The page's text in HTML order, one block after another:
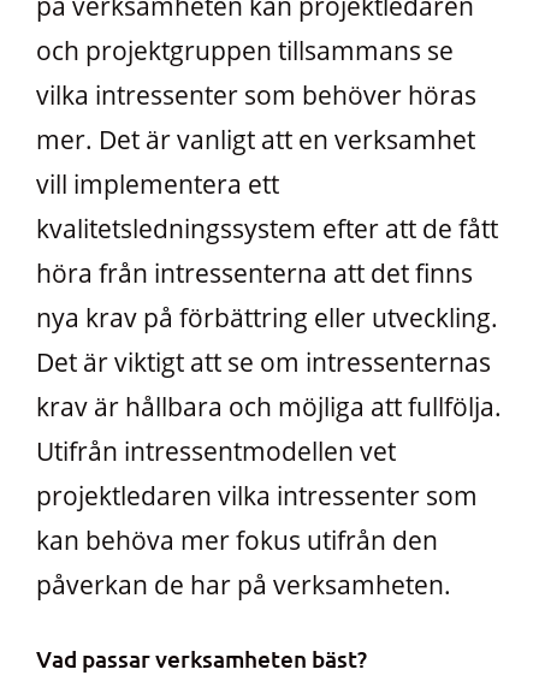
och projektgruppen tillsammans se
vilka intressenter som behöver höras
mer. Det är vanligt att en verksamhet
vill implementera ett
kvalitetsledningssystem efter att de fått
höra från intressenterna att det finns
nya krav på förbättring eller utveckling.
Det är viktigt att se om intressenternas
krav är hållbara och möjliga att fullfölja.
Utifrån intressentmodellen vet
projektledaren vilka intressenter som
kan behöva mer fokus utifrån den
påverkan de har på verksamheten.
Vad passar verksamheten bäst?